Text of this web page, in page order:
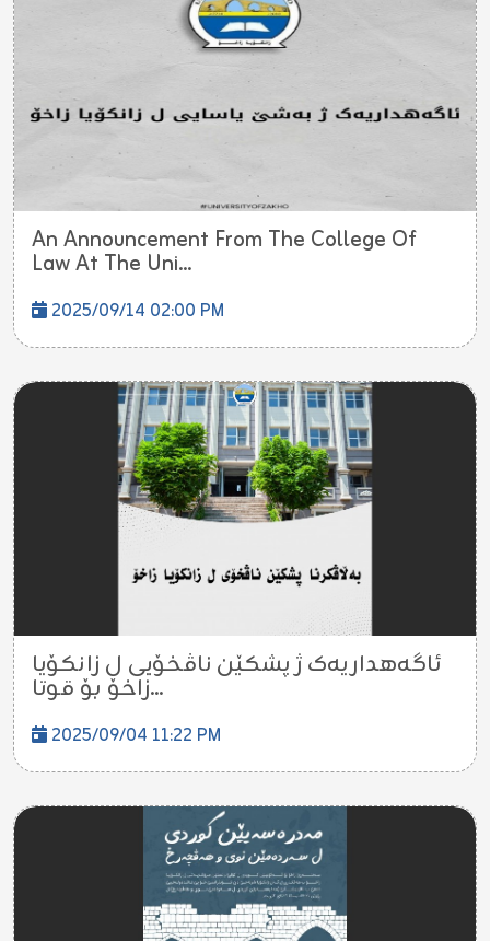
An Announcement From The College Of
Law At The Uni...
2025/09/14 02:00 PM
ئاگەهداریەک ژ پشکێن ناڤخۆیی ل زانکۆیا
زاخۆ بۆ قوتا...
2025/09/04 11:22 PM